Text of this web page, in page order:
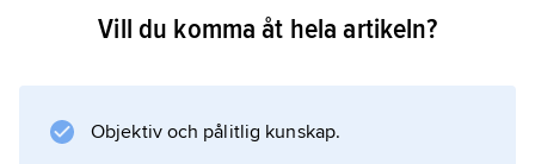
Vill du komma åt hela artikeln?
Objektiv och pålitlig kunskap.